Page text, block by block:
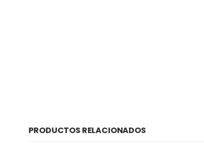
PRODUCTOS RELACIONADOS